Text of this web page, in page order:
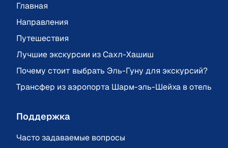
Главная
Направления
Путешествия
Лучшие экскурсии из Сахл-Хашиш
Почему стоит выбрать Эль-Гуну для экскурсий?
Трансфер из аэропорта Шарм-эль-Шейха в отель
Поддержка
Часто задаваемые вопросы